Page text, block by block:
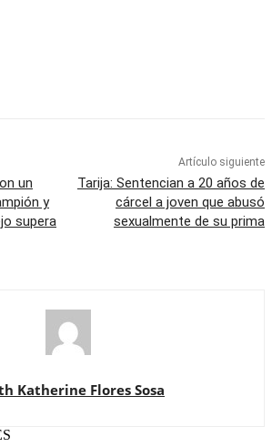
un
y
supera
Artículo siguiente
Tarija: Sentencian a 20 años de
cárcel a joven que abusó
sexualmente de su prima
Katherine Flores Sosa